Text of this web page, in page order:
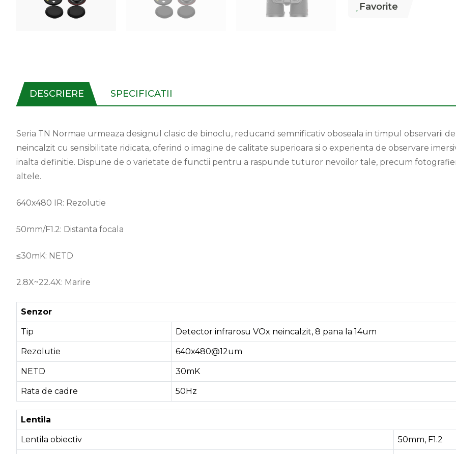
Favorite
DESCRIERE SPECIFICATII
Seria TN Normae urmeaza designul clasic de binoclu, reducand semnificativ oboseala in timpul observarii
neincalzit cu sensibilitate ridicata, oferind o imagine de calitate superioara si o experienta de observare
inalta definitie. Dispune de o varietate de functii pentru a raspunde tuturor nevoilor tale, precum
altele.
640x480 IR: Rezolutie
50mm/F1.2: Distanta focala
≤30mK: NETD
2.8X~22.4X: Marire
Senzor
Tip Detector infrarosu VOx neincalzit, 8 pana la 14um
Rezolutie 640x480@12um
NETD 30mK
Rata de cadre 50Hz
Lentila
Lentila obiectiv 50mm, F1.2